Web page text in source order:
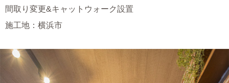
間取り変更&キャットウォーク設置
施工地：横浜市